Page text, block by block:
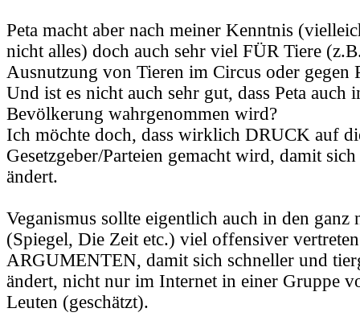
Peta macht aber nach meiner Kenntnis
nicht alles) doch auch sehr viel FÜR Tiere
Ausnutzung von Tieren im Circus oder gegen
Und ist es nicht auch sehr gut, dass Peta auch
Bevölkerung wahrgenommen wird?
Ich möchte doch, dass wirklich DRUCK auf
Gesetzgeber/Parteien gemacht wird, damit
ändert.
Veganismus sollte eigentlich auch in den ganz
(Spiegel, Die Zeit etc.) viel offensiver
ARGUMENTEN, damit sich schneller und
ändert, nicht nur im Internet in einer Gruppe
Leuten (geschätzt).